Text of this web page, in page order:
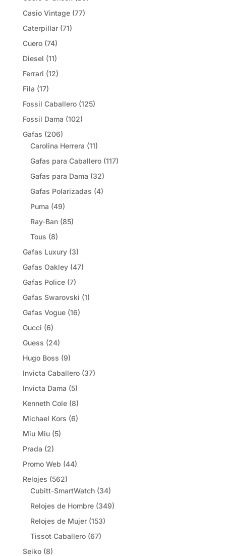
Casio Vintage (77)
Caterpillar (71)
Cuero (74)
Diesel (11)
Ferrari (12)
Fila (17)
Fossil Caballero (125)
Fossil Dama (102)
Gafas (206)
Carolina Herrera (11)
Gafas para Caballero (117)
Gafas para Dama (32)
Gafas Polarizadas (4)
Puma (49)
Ray-Ban (85)
Tous (8)
Gafas Luxury (3)
Gafas Oakley (47)
Gafas Police (7)
Gafas Swarovski (1)
Gafas Vogue (16)
Gucci (6)
Guess (24)
Hugo Boss (9)
Invicta Caballero (37)
Invicta Dama (5)
Kenneth Cole (8)
Michael Kors (6)
Miu Miu (5)
Prada (2)
Promo Web (44)
Relojes (562)
Cubitt-SmartWatch (34)
Relojes de Hombre (349)
Relojes de Mujer (153)
Tissot Caballero (67)
Seiko (8)